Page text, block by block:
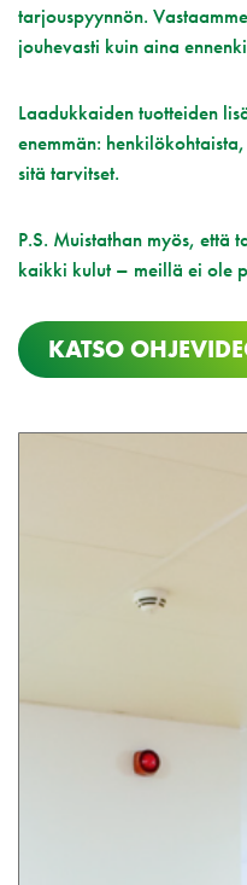
tarjouspyynnön.
jouhevasti kuin aina
Laadukkaiden tuotteiden
enemmän:
sitä tarvitset.
P.S. Muistathan myös, että
kaikki kulut – meillä ei ole
KATSO